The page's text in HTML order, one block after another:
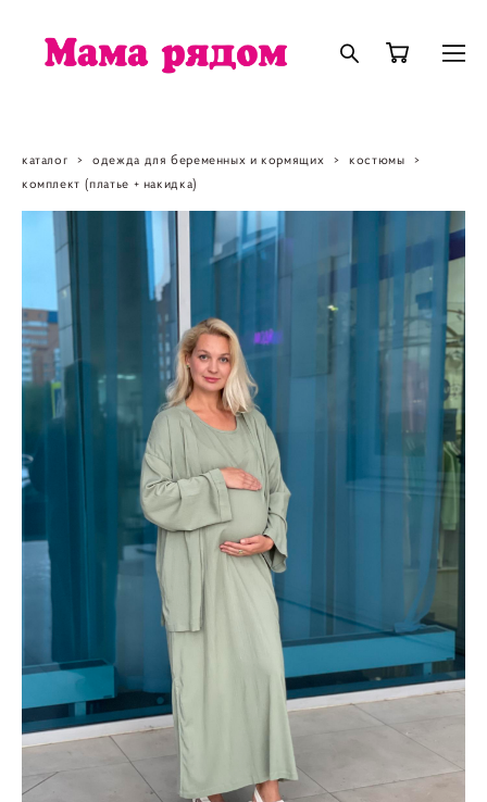
каталог > одежда для беременных и кормящих > костюмы
>
комплект (платье + накидка)